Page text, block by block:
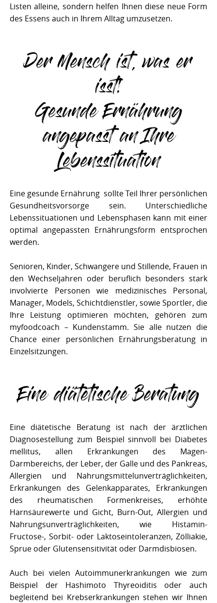
Listen alleine, sondern helfen Ihnen diese neue Form
des Essens auch in Ihrem Alltag umzusetzen.
Der Mensch ist, was er
isst!
Gesunde Ernährung
angepasst an Ihre
Lebenssituation
Eine gesunde Ernährung sollte Teil Ihrer persönlichen
Gesundheitsvorsorge sein. Unterschiedliche
Lebenssituationen und Lebensphasen kann mit einer
optimal angepassten Ernährungsform entsprochen
werden.
Senioren, Kinder, Schwangere und Stillende, Frauen in
den Wechseljahren oder beruflich besonders stark
involvierte Personen wie medizinisches Personal,
Manager, Models, Schichtdienstler, sowie Sportler, die
Ihre Leistung optimieren möchten, gehören zum
myfoodcoach – Kundenstamm. Sie alle nutzen die
Chance einer persönlichen Ernährungsberatung in
Einzelsitzungen.
Eine diätetische Beratung
Eine diätetische Beratung ist nach der ärztlichen
Diagnosestellung zum Beispiel sinnvoll bei Diabetes
mellitus, allen Erkrankungen des Magen-
Darmbereichs, der Leber, der Galle und des Pankreas,
Allergien und Nahrungsmittelunverträglichkeiten,
Erkrankungen des Gelenkapparates, Erkrankungen
des rheumatischen Formenkreises, erhöhte
Harnsäurewerte und Gicht, Burn-Out, Allergien und
Nahrungsunverträglichkeiten, wie Histamin-
Fructose-, Sorbit- oder Laktoseintoleranzen, Zölliakie,
Sprue oder Glutensensitivität oder Darmdisbiosen.
Auch bei vielen Autoimmunerkrankungen wie zum
Beispiel der Hashimoto Thyreoiditis oder auch
begleitend bei Krebserkrankungen stehen wir Ihnen